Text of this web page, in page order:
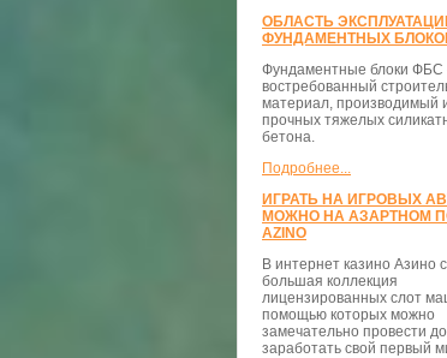
ОБЛАСТЬ
ФУНДАМЕНТНЫХ
Фундаментные блоки ФБС
востребованный
материал, производимый
прочных тяжелых
бетона.
Подробнее...
ИГРАТЬ НА ИГРОВЫХ
МОЖНО НА АЗАРТНОМ
AZINO
В интернет казино Азино
большая коллекция
лицензированных слот
помощью которых можно
замечательно провести
заработать свой первый